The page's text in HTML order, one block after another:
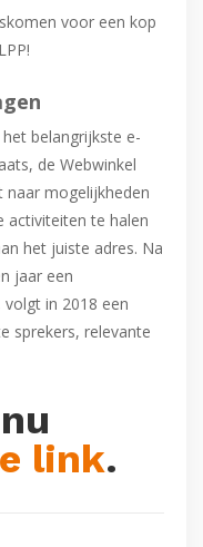
voor een kop
belangrijkste e-
de Webwinkel
naar mogelijkheden
activiteiten te halen
het juiste adres. Na
jaar een
in 2018 een
sprekers, relevante
link.